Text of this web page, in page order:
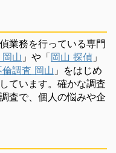
業務を行っている専門
山 」や「岡山 探偵 」
倫調査 岡山 」をはじめ
ています。確かな調査
査で、個人の悩みや企